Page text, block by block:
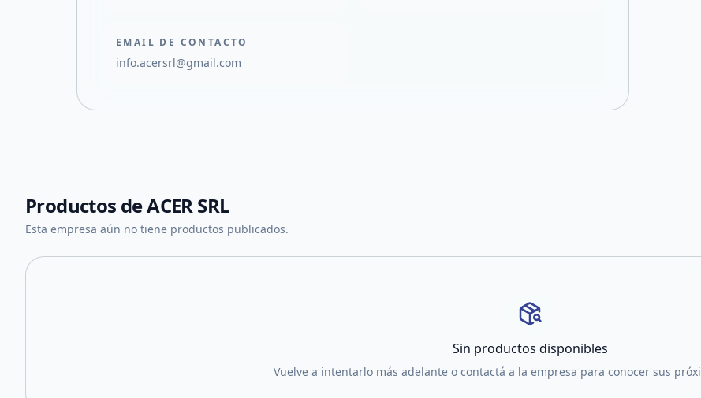
EMAIL DE CONTACTO
info.acersrl@gmail.com
Productos deACER SRL
Esta empresa aún no tiene productos publicados.
Sin productos disponibles
Vuelve a intentarlo más adelante o contactá a la empresa para conocer sus